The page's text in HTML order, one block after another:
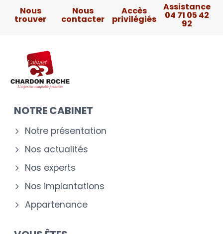
Nous
trouver
Nous
contacter
Accès
privilégiés
Assistance
04 71 05 42
92
NOTRE CABINET
Notre présentation
Nos actualités
Nos experts
Nos implantations
Appartenance